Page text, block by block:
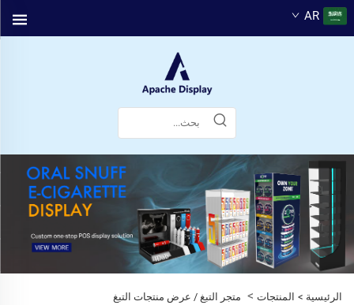
AR
الرئيسية > المنتجات > متجر التبغ / عرض منتجات التبغ